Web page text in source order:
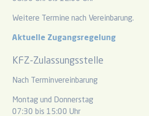
Weitere Termine nach Vereinbarung.
Aktuelle Zugangsregelung
KFZ-Zulassungsstelle
Nach Terminvereinbarung
Montag und Donnerstag
07:30 bis 15:00 Uhr